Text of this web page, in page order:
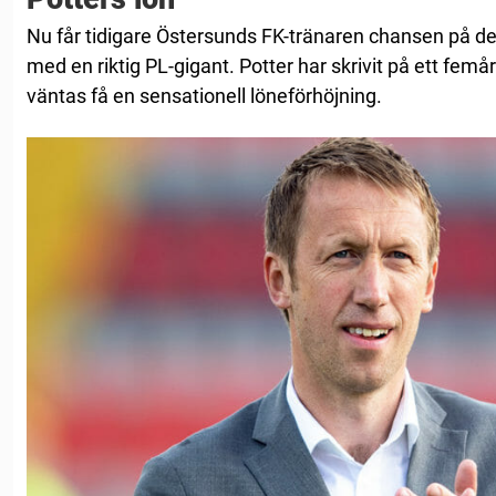
Nu får tidigare Östersunds FK-tränaren chansen på
med en riktig PL-gigant. Potter har skrivit på ett
väntas få en sensationell löneförhöjning.